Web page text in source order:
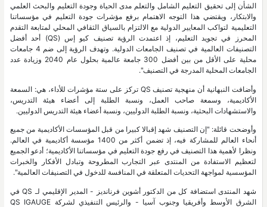
الشأن إلى تحقيق التعليم الشامل والتعلم مدى الحياة وجودة التعليم والبحث العلمي
والابتكار، ويقتضي هذا التوجه الاهتمام برفع مؤشرات جودة التعليم في مؤسساتنا
التعليمية لتواكب المعايير الدولية مع الالتزام بالسياق الثقافي المحلي لمتابعة التقدم
المحرز في تجويد التعليم، إذ اعتمدت الرؤية تصنيف كيو إس (QS) أحد أفضل
التصنيفات العالمية في تصنيف الجامعات الدولية. وتهدف الرؤية إلى ضم 4 جامعات
محلية على الأقل من بين أفضل 300 جامعة عالمية بحلول عام 2040 وزيادة عدد
الجامعات المحلية المدرجة في التصنيف".
وأضافت النبهانية أن منهجية تصنيف QS تركز على ستة مؤشرات للأداء، هي: السمعة
الأكاديمية، وسمعة صاحب العمل، ونسبة الطلبة إلى أعضاء هيئة التدريس،
والاستشهادات البحثية، ونسبة الطلبة الدوليين، ونسبة أعضاء هيئة التدريس الدوليين.
وأوضحت قائلة: "إن التصنيف شهد إقبالا كبيرا من قبل المؤسسات الأكاديمية من جميع
أنحاء العالم للمشاركة فيه، إذ تضمن أكثر من 1400 مؤسسة أكاديمية في العالم.
ونظرا لأهمية هذا التصنيف في رفع جودة التعليم في مؤسساتنا الأكاديمية؛ أدعو الجميع
لتعظيم الاستفادة من المنتدى عبر التجارب المطروحة وتبادل الأفكار والخبرات
المؤسسية لمواجهة التحديات المتعلقة في المنافسة للدخول في التصنيفات العالمية".
شهد المنتدى استضافة كل من الدكتور أشوين فرنانديز - المدير الإقليمي لـ QS في
الشرق الأوسط وأفريقيا وجنوب آسيا - والرئيس التنفيذي لشركة QS IGAUGE